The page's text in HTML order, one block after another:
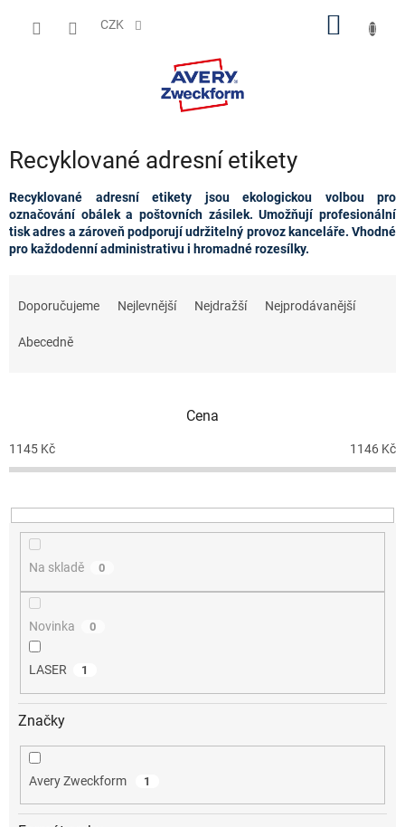
CZK
Recyklované adresní etikety
Recyklované adresní etikety jsou ekologickou volbou pro
označování obálek a poštovních zásilek. Umožňují profesionální
tisk adres a zároveň podporují udržitelný provoz kanceláře. Vhodné
pro každodenní administrativu i hromadné rozesílky.
o
d
k
t
Doporučujeme Nejlevnější Nejdražší Nejprodávanější
Abecedně
Cena
1145 Kč 1146 Kč
Na skladě 0
Novinka 0
LASER 1
Značky
Avery Zweckform 1